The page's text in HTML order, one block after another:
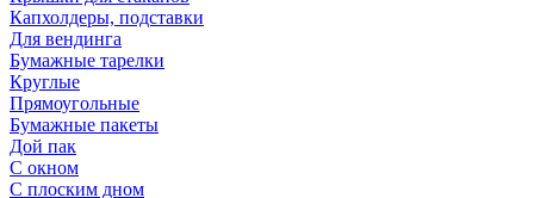
Капхолдеры, подставки
Для вендинга
Бумажные тарелки
Круглые
Прямоугольные
Бумажные пакеты
Дой пак
С окном
С плоским дном